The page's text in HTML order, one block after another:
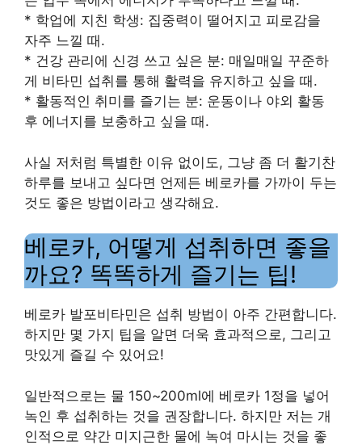
* 학업에 지친 학생: 집중력이 떨어지고 피로감을
자주 느낄 때.
* 건강 관리에 신경 쓰고 싶은 분: 매일매일 꾸준하
게 비타민 섭취를 통해 활력을 유지하고 싶을 때.
* 활동적인 취미를 즐기는 분: 운동이나 야외 활동
후 에너지를 보충하고 싶을 때.
사실 저처럼 특별한 이유 없이도, 그냥 좀 더 활기찬
하루를 보내고 싶다면 언제든 베로카를 가까이 두는
것도 좋은 방법이라고 생각해요.
베로카, 어떻게 섭취하면 좋을
까요? 똑똑하게 즐기는 팁!
베로카 발포비타민은 섭취 방법이 아주 간편합니다.
하지만 몇 가지 팁을 알면 더욱 효과적으로, 그리고
맛있게 즐길 수 있어요!
일반적으로는 물 150~200ml에 베로카 1정을 넣어
녹인 후 섭취하는 것을 권장합니다. 하지만 저는 개
인적으로 약간 미지근한 물에 녹여 마시는 것을 좋